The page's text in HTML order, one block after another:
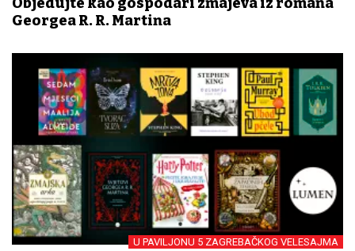
Objedujte kao gospodari zmajeva iz romana
Georgea R. R. Martina
U PAVILJONU 5 ZAGREBAČKOG VELESAJMA